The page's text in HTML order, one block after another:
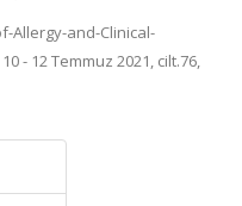
Allergy-and-Clinical-
- 12 Temmuz 2021, cilt.76,